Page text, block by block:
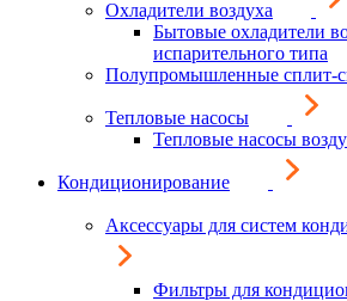
Охладители воздуха
Бытовые охладители
испарительного типа
Полупромышленные сплит-
Тепловые насосы
Тепловые насосы
Кондиционирование
Аксессуары для систем
Фильтры для